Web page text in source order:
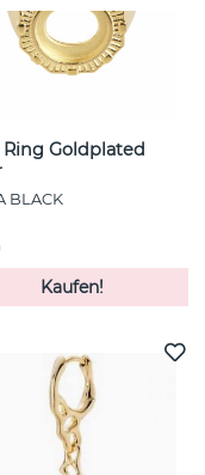
Ring Goldplated
BLACK
Kaufen!